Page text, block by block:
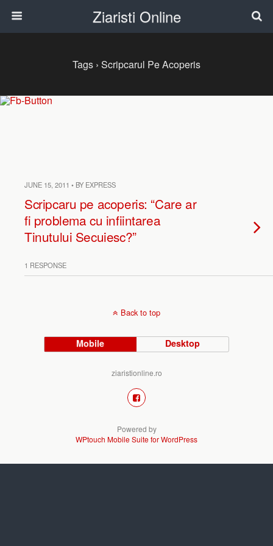
Ziaristi Online
Tags › Scripcarul Pe Acoperis
JUNE 15, 2011 • BY EXPRESS
Scripcaru pe acoperis: “Care ar
fi problema cu infiintarea
Tinutului Secuiesc?”
1 RESPONSE
Back to top
Mobile Desktop
ziaristionline.ro
Powered by
WPtouch Mobile Suite for WordPress